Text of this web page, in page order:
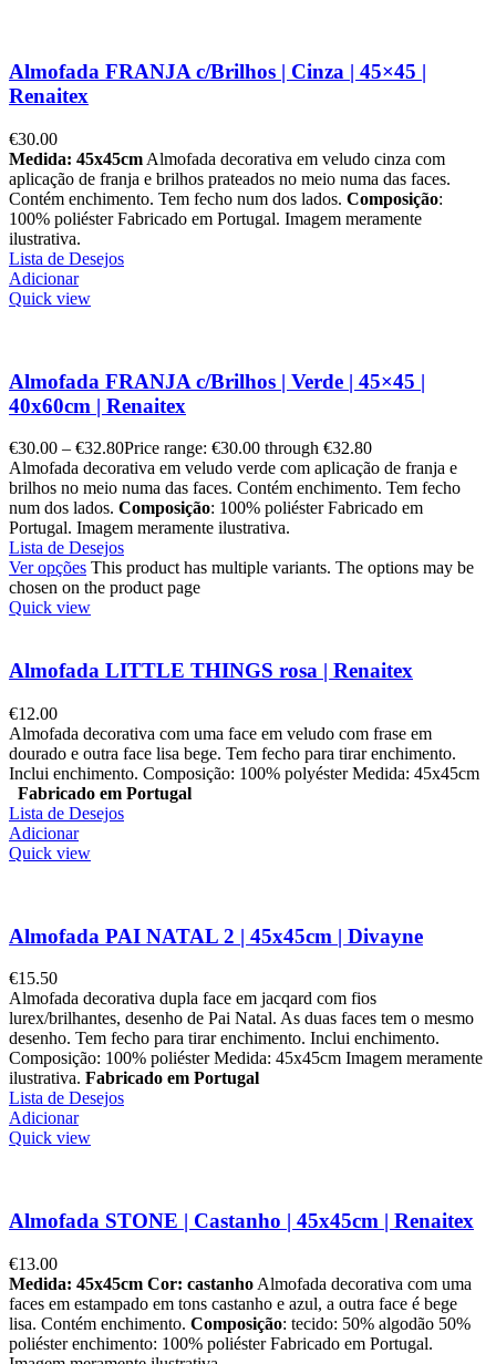
Almofada FRANJA c/Brilhos | Cinza | 45×45 |
Renaitex
€30.00
Medida: 45x45cm Almofada decorativa em veludo cinza com
aplicação de franja e brilhos prateados no meio numa das faces.
Contém enchimento. Tem fecho num dos lados. Composição:
100% poliéster Fabricado em Portugal. Imagem meramente
ilustrativa.
Lista de Desejos
Adicionar
Quick view
Almofada FRANJA c/Brilhos | Verde | 45×45 |
40x60cm | Renaitex
€30.00 – €32.80Price range: €30.00 through €32.80
Almofada decorativa em veludo verde com aplicação de franja e
brilhos no meio numa das faces. Contém enchimento. Tem fecho
num dos lados. Composição: 100% poliéster Fabricado em
Portugal. Imagem meramente ilustrativa.
Lista de Desejos
Ver opções This product has multiple variants. The options may be
chosen on the product page
Quick view
Almofada LITTLE THINGS rosa | Renaitex
€12.00
Almofada decorativa com uma face em veludo com frase em
dourado e outra face lisa bege. Tem fecho para tirar enchimento.
Inclui enchimento. Composição: 100% polyéster Medida: 45x45cm
Fabricado em Portugal
Lista de Desejos
Adicionar
Quick view
Almofada PAI NATAL 2 | 45x45cm | Divayne
€15.50
Almofada decorativa dupla face em jacqard com fios
lurex/brilhantes, desenho de Pai Natal. As duas faces tem o mesmo
desenho. Tem fecho para tirar enchimento. Inclui enchimento.
Composição: 100% poliéster Medida: 45x45cm Imagem meramente
ilustrativa. Fabricado em Portugal
Lista de Desejos
Adicionar
Quick view
Almofada STONE | Castanho | 45x45cm | Renaitex
€13.00
Medida: 45x45cm Cor: castanho Almofada decorativa com uma
faces em estampado em tons castanho e azul, a outra face é bege
lisa. Contém enchimento. Composição: tecido: 50% algodão 50%
poliéster enchimento: 100% poliéster Fabricado em Portugal.